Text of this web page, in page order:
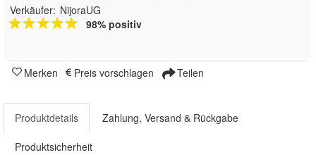
Verkäufer: NijoraUG
98% positiv
Merken Preis vorschlagen Teilen
Produktdetails Zahlung, Versand & Rückgabe
Produktsicherheit